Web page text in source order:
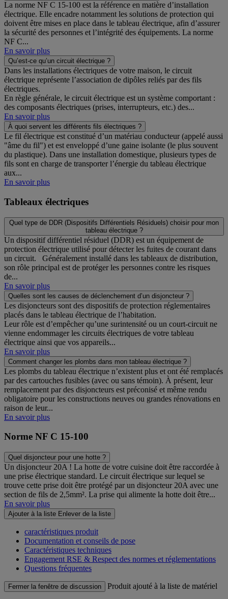
La norme NF C 15-100 est la référence en matière d’installation
électrique. Elle encadre notamment les solutions de protection qui
doivent être mises en place dans le tableau électrique, afin d’assurer
la sécurité des personnes et l’intégrité des équipements. La norme
NF C...
En savoir plus
Qu’est-ce qu’un circuit électrique ?
Dans les installations électriques de votre maison, le circuit
électrique représente l’association de dipôles reliés par des fils
électriques.
En règle générale, le circuit électrique est un système comportant :
des composants électriques (prises, interrupteurs, etc.) des...
En savoir plus
À quoi servent les différents fils électriques ?
Le fil électrique est constitué d’un matériau conducteur (appelé aussi
"âme du fil") et est enveloppé d’une gaine isolante (le plus souvent
du plastique). Dans une installation domestique, plusieurs types de
fils sont en charge de transporter l’énergie du tableau électrique
aux...
En savoir plus
Tableaux électriques
Quel type de DDR (Dispositifs Différentiels Résiduels) choisir pour mon
tableau électrique ?
Un dispositif différentiel résiduel (DDR) est un équipement de
protection électrique utilisé pour détecter les fuites de courant dans
un circuit. Généralement installé dans les tableaux de distribution,
son rôle principal est de protéger les personnes contre les risques
de...
En savoir plus
Quelles sont les causes de déclenchement d’un disjoncteur ?
Les disjoncteurs sont des dispositifs de protection réglementaires
placés dans le tableau électrique de l’habitation.
Leur rôle est d’empêcher qu’une surintensité ou un court-circuit ne
vienne endommager les circuits électriques de votre tableau
électrique ainsi que vos appareils...
En savoir plus
Comment changer les plombs dans mon tableau électrique ?
Les plombs du tableau électrique n’existent plus et ont été remplacés
par des cartouches fusibles (avec ou sans témoin). À présent, leur
remplacement par des disjoncteurs est préconisé et même rendu
obligatoire pour les constructions neuves ou grandes rénovations en
raison de leur...
En savoir plus
Norme NF C 15-100
Quel disjoncteur pour une hotte ?
Un disjoncteur 20A ! La hotte de votre cuisine doit être raccordée à
une prise électrique standard. Le circuit électrique sur lequel se
trouve cette prise doit être protégé par un disjoncteur 20A avec une
section de fils de 2,5mm². La prise qui alimente la hotte doit être...
En savoir plus
Ajouter à la liste Enlever de la liste
caractéristiques produit
Documentation et conseils de pose
Caractéristiques techniques
Engagement RSE & Respect des normes et réglementations
Questions fréquentes
Fermer la fenêtre de discussion Produit ajouté à la liste de matériel